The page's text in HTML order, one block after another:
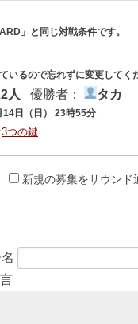
」と同じ対戦条件です。
いるので忘れずに変更してく
人 優勝者： タカ
14日（日） 23時55分
3つの鍵
新規の募集をサウンド